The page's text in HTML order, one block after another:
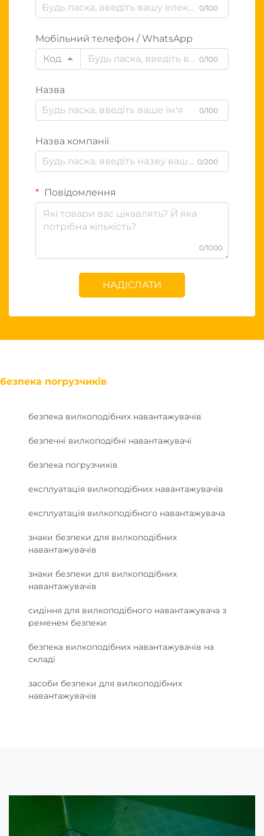
0/100
Мобільний телефон / WhatsApp
Код
0/100
Назва
0/100
Назва компанії
0/200
Повідомлення
0/1000
НАДІСЛАТИ
безпека погрузчиків
безпека вилкоподібних навантажувачів
безпечні вилкоподібні навантажувачі
безпека погрузчиків
експлуатація вилкоподібних навантажувачів
експлуатація вилкоподібного навантажувача
знаки безпеки для вилкоподібних
навантажувачів
знаки безпеки для вилкоподібних
навантажувачів
сидіння для вилкоподібного навантажувача з
ременем безпеки
безпека вилкоподібних навантажувачів на
складі
засоби безпеки для вилкоподібних
навантажувачів